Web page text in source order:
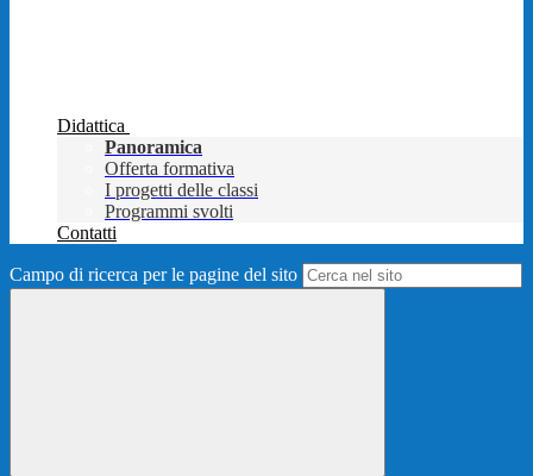
Didattica
Panoramica
Offerta formativa
I progetti delle classi
Programmi svolti
Contatti
Campo di ricerca per le pagine del sito